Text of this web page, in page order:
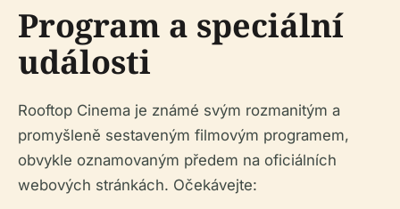
Program a speciální
události
Rooftop Cinema je známé svým rozmanitým a
promyšleně sestaveným filmovým programem,
obvykle oznamovaným předem na oficiálních
webových stránkách. Očekávejte: